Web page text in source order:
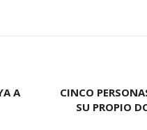
A
CINCO
SU PROPIO